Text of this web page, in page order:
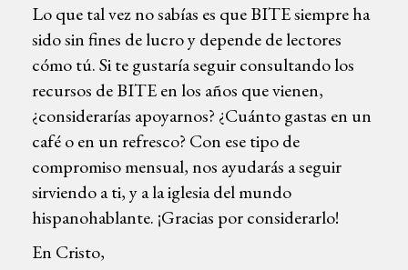
Lo que tal vez no sabías es que BITE siempre ha
sido sin fines de lucro y depende de lectores
cómo tú. Si te gustaría seguir consultando los
recursos de BITE en los años que vienen,
¿considerarías apoyarnos? ¿Cuánto gastas en un
café o en un refresco? Con ese tipo de
compromiso mensual, nos ayudarás a seguir
sirviendo a ti, y a la iglesia del mundo
hispanohablante. ¡Gracias por considerarlo!
En Cristo,